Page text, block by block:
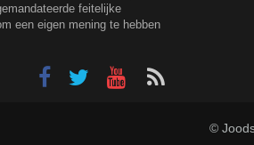
feitelijke
een eigen mening te hebben
©